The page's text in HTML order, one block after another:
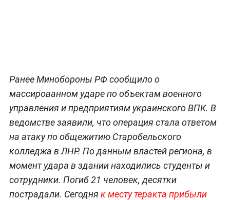
Ранее Минобороны РФ сообщило о
массированном ударе по объектам военного
управления и предприятиям украинского ВПК. В
ведомстве заявили, что операция стала ответом
на атаку по общежитию Старобельского
колледжа в ЛНР. По данным властей региона, в
момент удара в здании находились студенты и
сотрудники. Погиб 21 человек, десятки
пострадали. Сегодня к месту теракта прибыли